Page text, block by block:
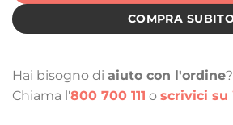
COMPRA
Hai bisogno di aiuto con l'ordine?
Chiama l'800 700 111 o scrivici su